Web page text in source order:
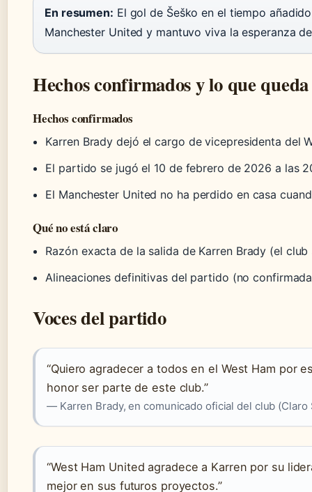
En resumen: El gol de Šeško en el tiempo
Manchester United y mantuvo viva la esperanza
Hechos confirmados y lo que
Hechos confirmados
Karren Brady dejó el cargo de vicepresidenta del
El partido se jugó el 10 de febrero de 2026 a las
El Manchester United no ha perdido en casa
Qué no está claro
Razón exacta de la salida de Karren Brady (el
Alineaciones definitivas del partido (no
Voces del partido
“Quiero agradecer a todos en el West Ham por
honor ser parte de este club.”
— Karren Brady, en comunicado oficial del club (Claro
“West Ham United agradece a Karren por su
mejor en sus futuros proyectos.”